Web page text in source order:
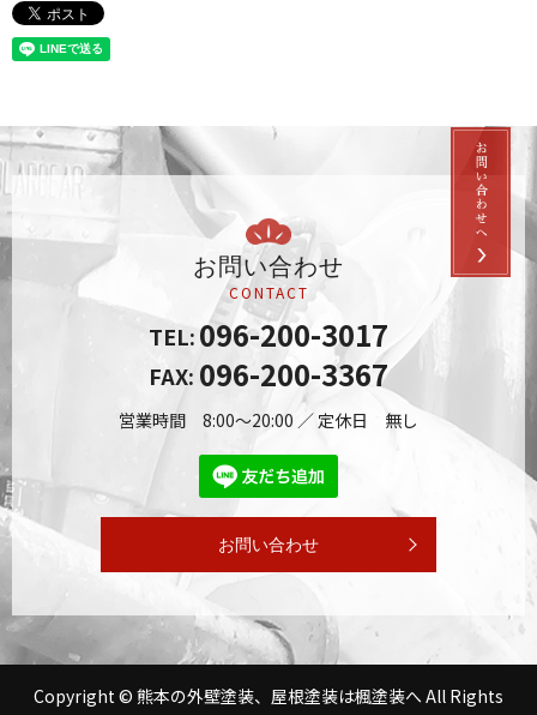
お問い合わせ
CONTACT
TEL:096-200-3017
FAX: 096-200-3367
営業時間 8:00～20:00 ／ 定休日 無し
お問い合わせ
Copyright © 熊本の外壁塗装、屋根塗装は楓塗装へ All Rights